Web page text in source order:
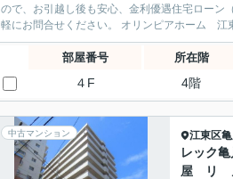
ので、お引越し後も安心、金利優遇住宅ローン
部屋番号 所在階
４F 4階
中古マンション 江東区
レック
屋 リ